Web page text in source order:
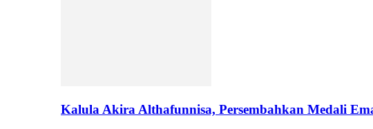
Kalula Akira Althafunnisa, Persembahkan Medali